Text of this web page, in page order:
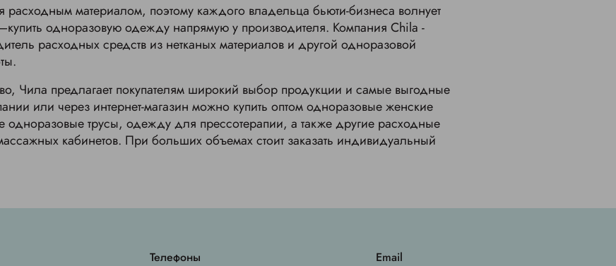
материалом, поэтому каждого владельца бьюти-бизнеса волнует
одноразовую одежду напрямую у производителя. Компания Chila -
расходных средств из нетканых материалов и другой одноразовой
Чила предлагает покупателям широкий выбор продукции и самые выгодные
или через интернет-магазин можно купить оптом одноразовые женские
одноразовые трусы, одежду для прессотерапии, а также другие расходные
кабинетов. При больших объемах стоит заказать индивидуальный
Телефоны Email